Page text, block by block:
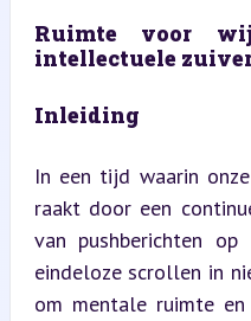
Ruimte voor
intellectuele
Inleiding
In een tijd waarin
raakt door een
van pushberichten
eindeloze scrollen in
om mentale ruimte